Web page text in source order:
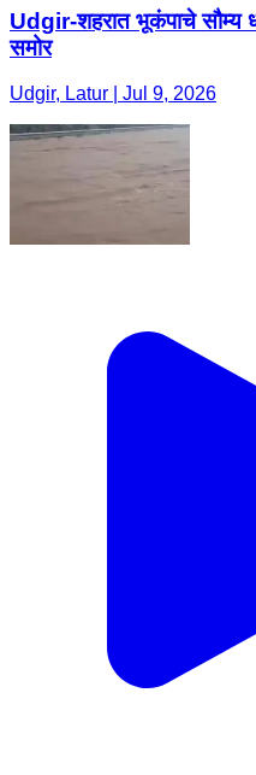
Udgir-शहरात भूकंपाचे सौम्य
समोर
Udgir, Latur | Jul 9, 2026